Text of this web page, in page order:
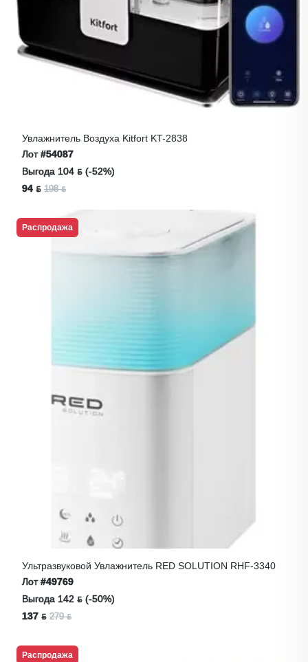
Увлажнитель Воздуха Kitfort KT-2838
Лот#54087
Выгода 104 ƃ (-52%)
94 ƃ 198 ƃ
Распродажа
Ультразвуковой Увлажнитель RED SOLUTION RHF-3340
Лот#49769
Выгода 142 ƃ (-50%)
137 ƃ 279 ƃ
Распродажа